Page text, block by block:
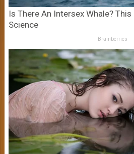
Is There An Intersex Whale?
Science
Brainberries